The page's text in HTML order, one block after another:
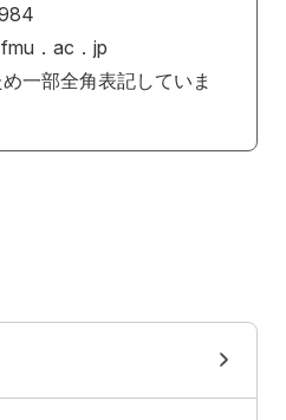
．ac．jp
一部全角表記していま